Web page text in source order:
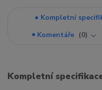
Kompletní
Komentáře
0
Kompletní